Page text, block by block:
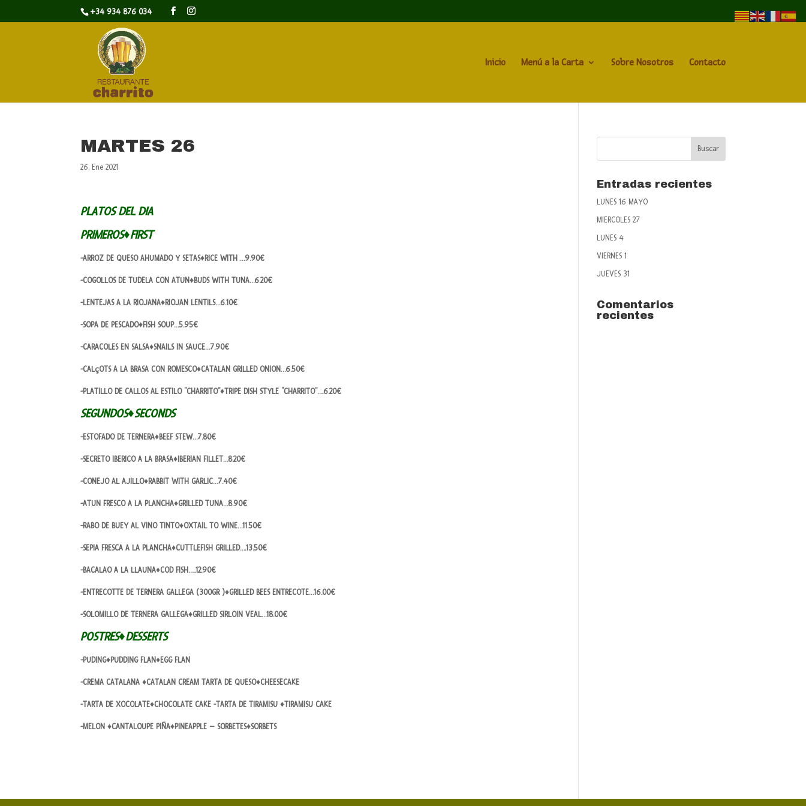
+34 934 876 034
Inicio Menú a la Carta Sobre Nosotros Contacto
MARTES 26
26, Ene 2021
PLATOS DEL DIA
PRIMEROS♦FIRST
-ARROZ DE QUESO AHUMADO Y SETAS♦RICE WITH …9.90€
-COGOLLOS DE TUDELA CON ATUN♦BUDS WITH TUNA…6.20€
-LENTEJAS A LA RIOJANA♦RIOJAN LENTILS…6.10€
-SOPA DE PESCADO♦FISH SOUP…5.95€
-CARACOLES EN SALSA♦SNAILS IN SAUCE…7.90€
-CALçOTS A LA BRASA CON ROMESCO♦CATALAN GRILLED ONION…6.50€
-PLATILLO DE CALLOS AL ESTILO “CHARRITO”♦TRIPE DISH STYLE “CHARRITO”….6.20€
SEGUNDOS♦SECONDS
-ESTOFADO DE TERNERA♦BEEF STEW…7.80€
-SECRETO IBERICO A LA BRASA♦IBERIAN FILLET…8.20€
-CONEJO AL AJILLO♦RABBIT WITH GARLIC…7.40€
-ATUN FRESCO A LA PLANCHA♦GRILLED TUNA…8.90€
-RABO DE BUEY AL VINO TINTO♦OXTAIL TO WINE…11.50€
-SEPIA FRESCA A LA PLANCHA♦CUTTLEFISH GRILLED….13.50€
-BACALAO A LA LLAUNA♦COD FISH…..12.90€
-ENTRECOTTE DE TERNERA GALLEGA (300GR )♦GRILLED BEES ENTRECOTE…16.00€
-SOLOMILLO DE TERNERA GALLEGA♦GRILLED SIRLOIN VEAL…18.00€
POSTRES♦DESSERTS
-PUDING♦PUDDING FLAN♦EGG FLAN
-CREMA CATALANA ♦CATALAN CREAM TARTA DE QUESO♦CHEESECAKE
-TARTA DE XOCOLATE♦CHOCOLATE CAKE -TARTA DE TIRAMISU ♦TIRAMISU CAKE
-MELON ♦CANTALOUPE PIÑA♦PINEAPPLE – SORBETES♦SORBETS
Entradas recientes
LUNES 16 MAYO
MIERCOLES 27
LUNES 4
VIERNES 1
JUEVES 31
Comentarios
recientes